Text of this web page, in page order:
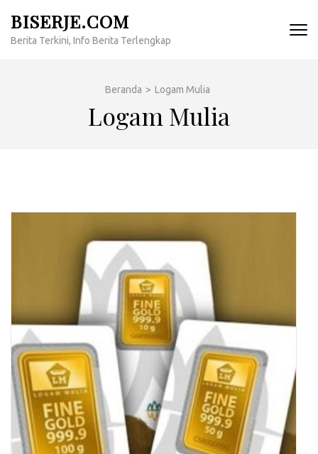
konten
BISERJE.COM
Berita Terkini, Info Berita Terlengkap
Beranda > Logam Mulia
Logam Mulia